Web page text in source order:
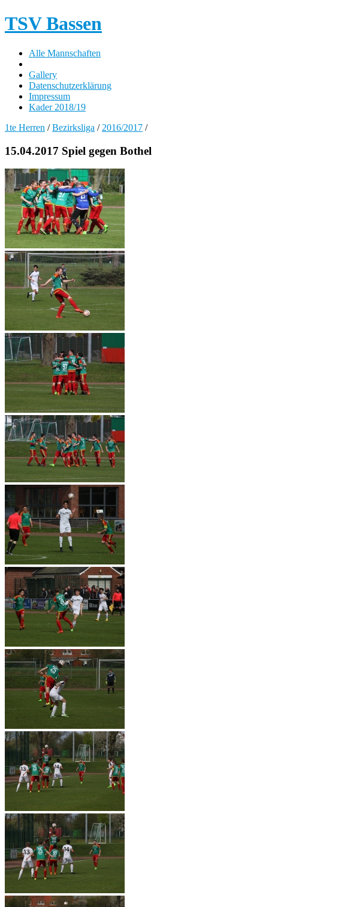
TSV Bassen
Alle Mannschaften
Gallery
Datenschutzerklärung
Impressum
Kader 2018/19
1te Herren /Bezirksliga / 2016/2017 /
15.04.2017 Spiel gegen Bothel